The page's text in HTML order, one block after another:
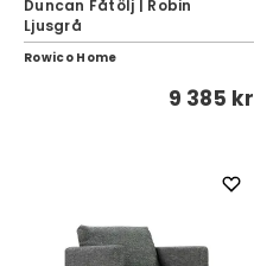
Duncan Fåtölj | Robin
Ljusgrå
Rowico Home
9 385 kr